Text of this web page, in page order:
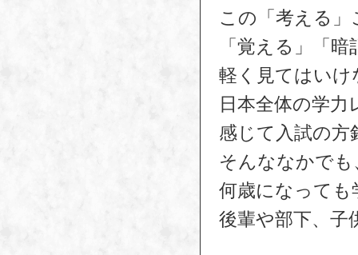
この「考える
「覚える」「
軽く見てはい
日本全体の学
感じて入試の
そんななかでも
何歳になって
後輩や部下、子